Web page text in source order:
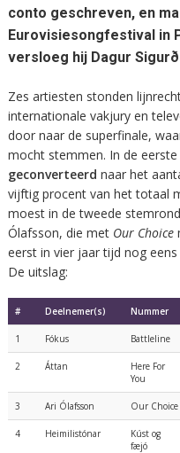
conto geschreven, en
Eurovisiesongfestival in
versloeg hij Dagur
Zes artiesten stonden
internationale vakjury en
door naar de superfinale,
mocht stemmen. In de
geconverteerd naar het
vijftig procent van het totaal
moest in de tweede
Ólafsson, die met Our Choice
eerst in vier jaar tijd nog
De uitslag:
# Deelnemer(s) Nummer
1 Fókus Battleline
2 Áttan
Here For
You
3 Ari Ólafsson Our Choice
4 Heimilistónar
Kúst og
fæjó